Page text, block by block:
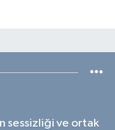
sessizliği ve ortak